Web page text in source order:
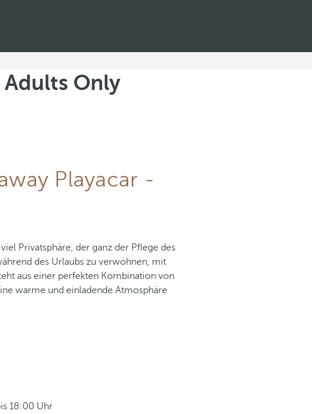
Adults Only
Playacar -
Privatsphäre, der ganz der Pflege des
des Urlaubs zu verwöhnen, mit
aus einer perfekten Kombination von
warme und einladende Atmosphäre
18:00 Uhr